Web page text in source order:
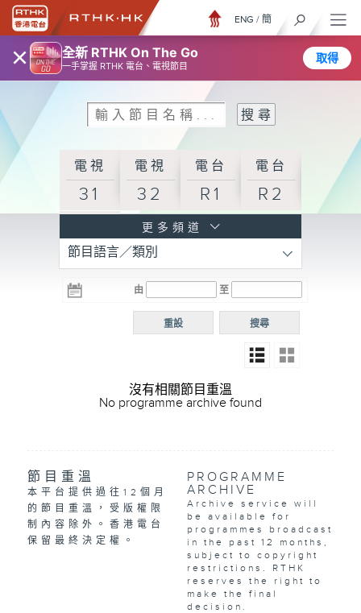
× 全新 RTHK On The Go
一手掌握 RTHK 電台、電視節目
取得
ENG / 簡
電視
31
電視
32
電台
R1
電台
R2
R3
電台 電台
R5
電台
普通
更多頻道
節目語言／類別
由 至
搜尋
重設
沒有相關節目重溫
No programme archive found
節目重溫
本平台提供過往12個月
的節目重溫，受版權限
制內容除外。香港電台
保留最終決定權。
PROGRAMME
ARCHIVE
Archive service will
be available for
programmes broadcast
in the past 12 months,
subject to copyright
restrictions. RTHK
reserves the right to
make the final
decision.